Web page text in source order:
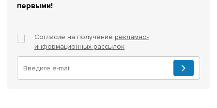
первыми!
Согласие на получение рекламно-
информационных рассылок